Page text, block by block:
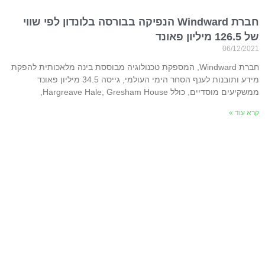
חברת Windward הנפיקה בבורסה בלונדון לפי שווי
של 126.5 מיליון פאונד
06/12/2021
חברת Windward, המספקת טכנולוגיה מבוססת בינה מלאכותית להפקת
מידע ותובנות לענף הסחר הימי העולמי, גייסה 34.5 מיליון פאונד
ממשקיעים מוסדיים, כולל Hargreave Hale, Gresham House,
קרא עוד »